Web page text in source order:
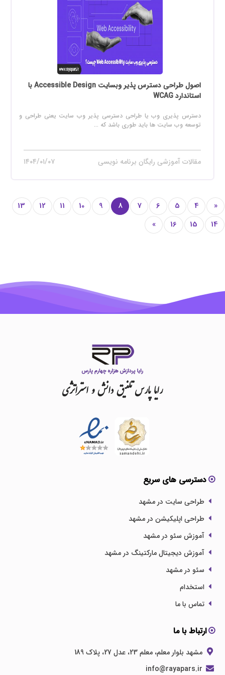
اصول طراحی دسترس پذیر وبسایت Accessible Design با
استاندارد WCAG
دسترس پذیری وب یا طراحی دسترسی پذیر وب سایت یعنی طراحی و
توسعه وب سایت ها باید طوری باشد که ...
مقالات آموزشی رایگان برنامه نویسی ۱۴۰۴/۰۱/۰۷
«
4
5
6
7
8
9
10
11
12
13
14
15
16
»
رایاپارستلفیقدانشواستراتژی
دسترسی های سریع
طراحی سایت در مشهد
طراحی اپلیکیشن در مشهد
آموزش سئو در مشهد
آموزش دیجیتال مارکتینگ در مشهد
سئو در مشهد
استخدام
تماس با ما
ارتباط با ما
مشهد بلوار معلم، معلم 23، عدل 27، پلاک 189